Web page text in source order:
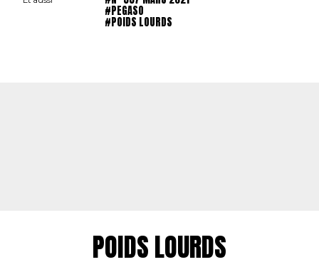
#PEGASO
#POIDS LOURDS
POIDS LOURDS